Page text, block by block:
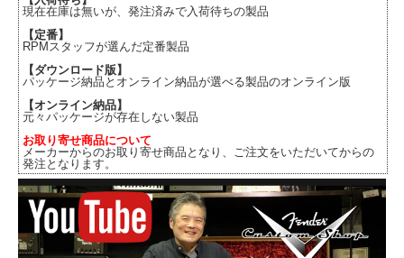
現在在庫は無いが、発注済みで入荷待ちの製品
【定番】
RPMスタッフが選んだ定番製品
【ダウンロード版】
パッケージ納品とオンライン納品が選べる製品のオンライン版
【オンライン納品】
元々パッケージが存在しない製品
お取り寄せ商品について
メーカーからのお取り寄せ商品となり、ご注文をいただいてからの
発注となります。